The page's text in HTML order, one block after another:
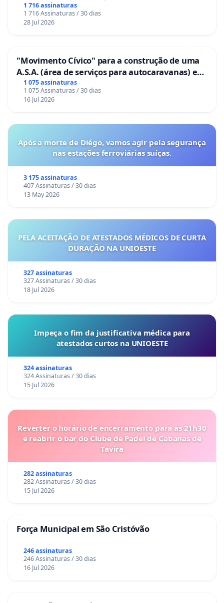
1 716 assinaturas
1 716 Assinaturas / 30 dias
28 Jul 2026
"Movimento Cívico" para a construção de uma
A.S.A. (área de serviços para autocaravanas) em
Coimbra
1 075 assinaturas
1 075 Assinaturas / 30 dias
16 Jul 2026
Após a morte de Diégo, vamos agir pela segurança
nas estações ferroviárias suíças.
3 175 assinaturas
407 Assinaturas / 30 dias
13 May 2026
PELA ACEITAÇÃO DE ATESTADOS MÉDICOS DE CURTA
DURAÇÃO NA UNIOESTE
327 assinaturas
327 Assinaturas / 30 dias
18 Jul 2026
Impeça o fim da justificativa médica para
atestados curtos na UNIOESTE
324 assinaturas
324 Assinaturas / 30 dias
15 Jul 2026
Reverter o horário de encerramento para as 21h30
e reabrir o bar do Clube de Padel de Cabanas de
Tavira
282 assinaturas
282 Assinaturas / 30 dias
15 Jul 2026
Força Municipal em São Cristóvão
246 assinaturas
246 Assinaturas / 30 dias
16 Jul 2026